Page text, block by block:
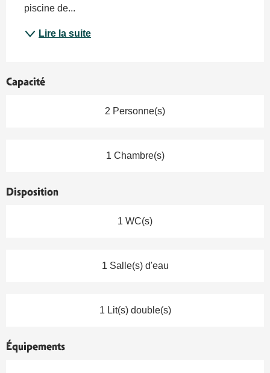
piscine de...
Lire la suite
Capacité
2 Personne(s)
1 Chambre(s)
Disposition
1 WC(s)
1 Salle(s) d'eau
1 Lit(s) double(s)
Équipements